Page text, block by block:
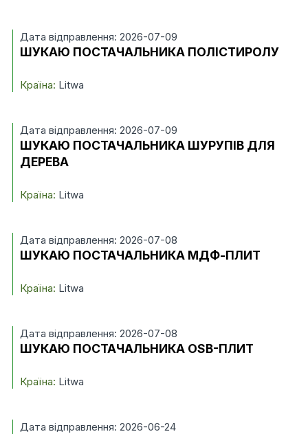
Дата відправлення: 2026-07-09
ШУКАЮ ПОСТАЧАЛЬНИКА ПОЛІСТИРОЛУ
Країна: Litwa
Дата відправлення: 2026-07-09
ШУКАЮ ПОСТАЧАЛЬНИКА ШУРУПІВ ДЛЯ
ДЕРЕВА
Країна: Litwa
Дата відправлення: 2026-07-08
ШУКАЮ ПОСТАЧАЛЬНИКА МДФ-ПЛИТ
Країна: Litwa
Дата відправлення: 2026-07-08
ШУКАЮ ПОСТАЧАЛЬНИКА OSB-ПЛИТ
Країна: Litwa
Дата відправлення: 2026-06-24